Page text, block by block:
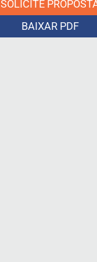
SOLICITE
BAIXAR PDF